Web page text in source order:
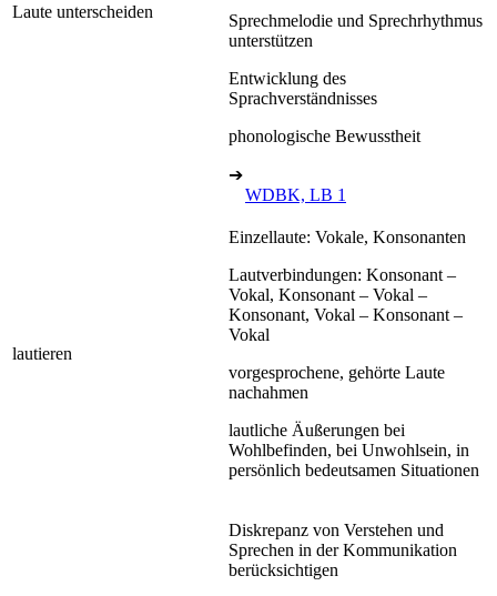
Laute unterscheiden
Sprechmelodie und Sprechrhythmus
unterstützen
Entwicklung des
Sprachverständnisses
phonologische Bewusstheit
➔
WDBK, LB 1
lautieren
Einzellaute: Vokale, Konsonanten
Lautverbindungen: Konsonant –
Vokal, Konsonant – Vokal –
Konsonant, Vokal – Konsonant –
Vokal
vorgesprochene, gehörte Laute
nachahmen
lautliche Äußerungen bei
Wohlbefinden, bei Unwohlsein, in
persönlich bedeutsamen Situationen
Diskrepanz von Verstehen und
Sprechen in der Kommunikation
berücksichtigen